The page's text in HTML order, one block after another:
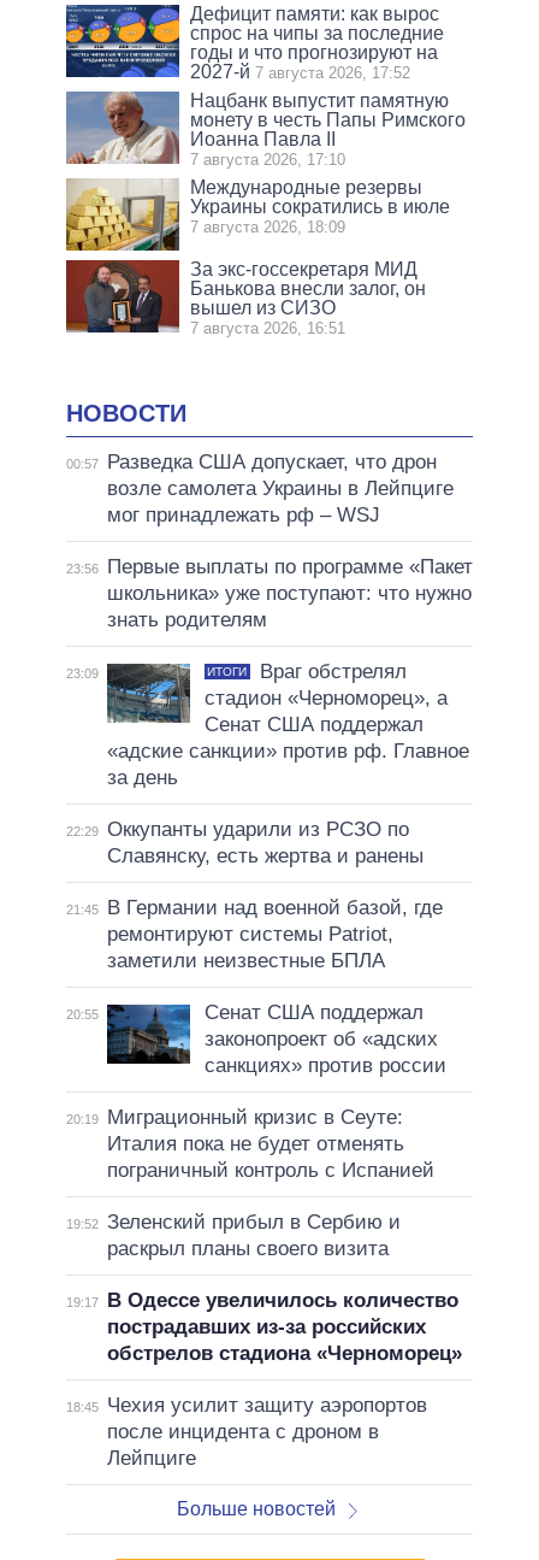
Дефицит памяти: как вырос
спрос на чипы за последние
годы и что прогнозируют на
2027-й 7 августа 2026, 17:52
Нацбанк выпустит памятную
монету в честь Папы Римского
Иоанна Павла II
7 августа 2026, 17:10
Международные резервы
Украины сократились в июле
7 августа 2026, 18:09
За экс-госсекретаря МИД
Банькова внесли залог, он
вышел из СИЗО
7 августа 2026, 16:51
НОВОСТИ
00:57
Разведка США допускает, что дрон
возле самолета Украины в Лейпциге
мог принадлежать рф – WSJ
23:56
Первые выплаты по программе «Пакет
школьника» уже поступают: что нужно
знать родителям
23:09 ИТОГИ
Враг обстрелял
стадион «Черноморец», а
Сенат США поддержал
«адские санкции» против рф. Главное
за день
22:29 Оккупанты ударили из РСЗО по
Славянску, есть жертва и ранены
21:45
В Германии над военной базой, где
ремонтируют системы Patriot,
заметили неизвестные БПЛА
20:55
Сенат США поддержал
законопроект об «адских
санкциях» против россии
20:19
Миграционный кризис в Сеуте:
Италия пока не будет отменять
пограничный контроль с Испанией
19:52 Зеленский прибыл в Сербию и
раскрыл планы своего визита
19:17
В Одессе увеличилось количество
пострадавших из-за российских
обстрелов стадиона «Черноморец»
18:45
Чехия усилит защиту аэропортов
после инцидента с дроном в
Лейпциге
Больше новостей